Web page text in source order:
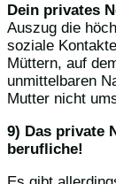
Dein privates
Auszug die
soziale
Müttern, auf
unmittelbaren
Mutter nicht
9) Das private
berufliche!